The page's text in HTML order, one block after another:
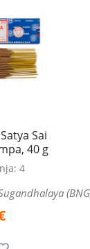
Sai
40 g
4